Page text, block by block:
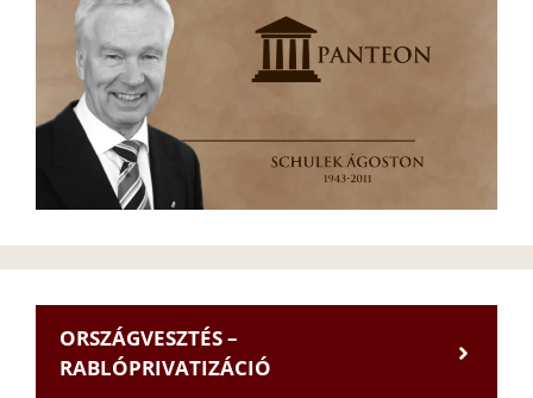
ORSZÁGVESZTÉS –
RABLÓPRIVATIZÁCIÓ